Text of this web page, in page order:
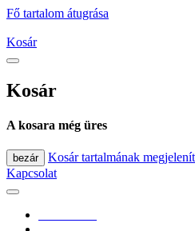
Fő tartalom átugrása
Kosár
Kosár
A kosara még üres
bezár
Kosár tartalmának
Kapcsolat